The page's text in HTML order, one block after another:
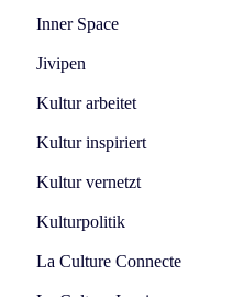
Inner Space
Jivipen
Kultur arbeitet
Kultur inspiriert
Kultur vernetzt
Kulturpolitik
La Culture Connecte